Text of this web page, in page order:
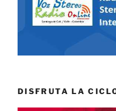
DISFRUTA LA